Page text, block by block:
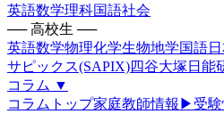
英語数学理科国語社会
── 高校生 ──
英語数学物理化学生物地学国語
サピックス(SAPIX)四谷大塚 日能
コラム ▼
コラムトップ家庭教師情報 ▶ 受